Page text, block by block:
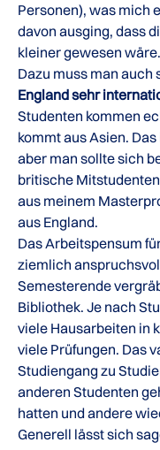
Personen), was mich
davon ausging, dass
kleiner gewesen wäre.
Dazu muss man auch
England sehr
Studenten kommen
kommt aus Asien.
aber man sollte sich
britische
aus meinem
aus England.
Das Arbeitspensum
ziemlich
Semesterende
Bibliothek. Je nach
viele Hausarbeiten in
viele Prüfungen. Das
Studiengang zu
anderen Studenten
hatten und andere
Generell lässt sich